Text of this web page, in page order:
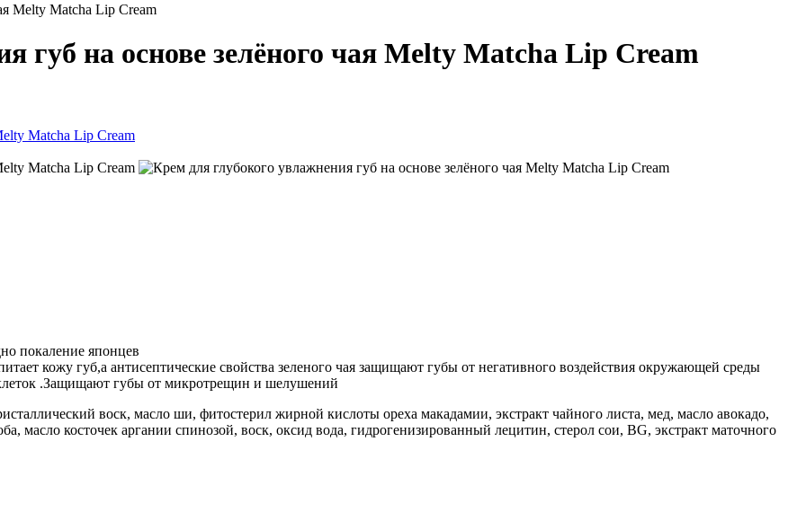
Melty Matcha Lip Cream
губ на основе зелёного чая Melty Matcha Lip Cream
покаление японцев
кожу губ,а антисептические свойства зеленого чая защищают губы от негативного воздействия окружающей среды
.Защищают губы от микротрещин и шелушений
воск, масло ши, фитостерил жирной кислоты ореха макадамии, экстракт чайного листа, мед, масло авокадо,
масло косточек аргании спинозой, воск, оксид вода, гидрогенизированный лецитин, стерол сои, BG, экстракт маточного